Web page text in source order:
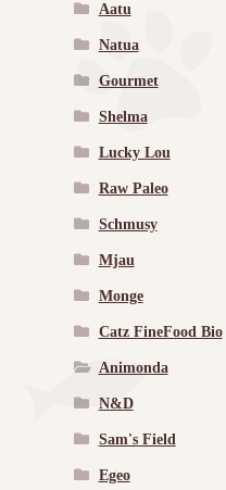
Aatu
Natua
Gourmet
Shelma
Lucky Lou
Raw Paleo
Schmusy
Mjau
Monge
Catz FineFood Bio
Animonda
N&D
Sam's Field
Egeo